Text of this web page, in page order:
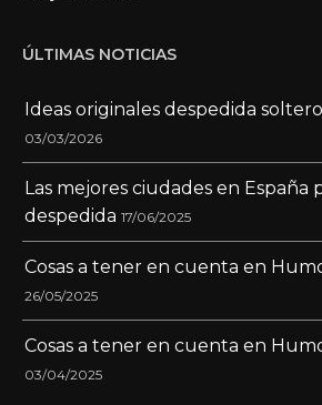
ÚLTIMAS NOTICIAS
Ideas originales despedida
03/03/2026
Las mejores ciudades en España
despedida 17/06/2025
Cosas a tener en cuenta en
26/05/2025
Cosas a tener en cuenta en
03/04/2025